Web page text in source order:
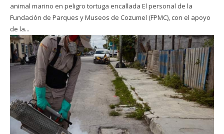
animal marino en peligro tortuga encallada El personal de la
Fundación de Parques y Museos de Cozumel (FPMC), con el apoyo
de la...